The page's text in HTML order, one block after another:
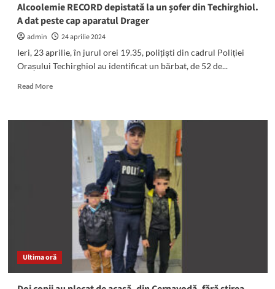
Alcoolemie RECORD depistată la un șofer din Techirghiol.
A dat peste cap aparatul Drager
admin
24 aprilie 2024
Ieri, 23 aprilie, în jurul orei 19.35, polițiști din cadrul Poliției
Orașului Techirghiol au identificat un bărbat, de 52 de...
Read MoreRead
Alcoolemie
RECORD
depistată
Techirghiol.
aparatul
Drager
Ultima oră